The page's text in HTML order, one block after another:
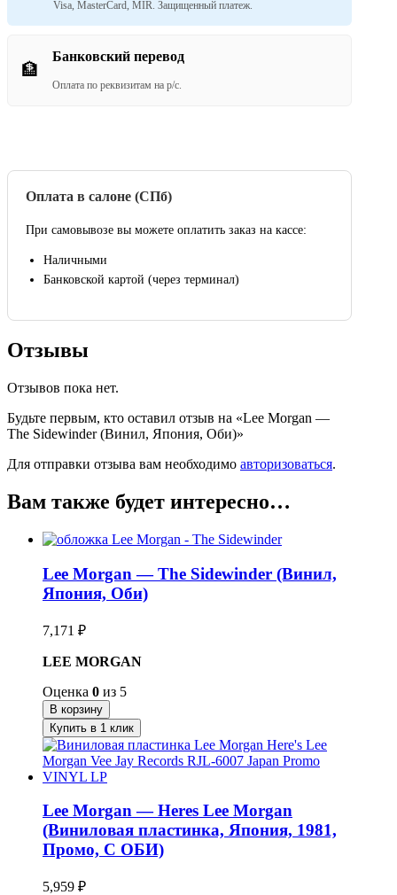
Visa, MasterCard, MIR. Защищенный платеж.
🏦
Банковский перевод
Оплата по реквизитам на р/с.
Оплата в салоне (СПб)
При самовывозе вы можете оплатить заказ на кассе:
Наличными
Банковской картой (через терминал)
Отзывы
Отзывов пока нет.
Будьте первым, кто оставил отзыв на «Lee Morgan —
The Sidewinder (Винил, Япония, Оби)»
Для отправки отзыва вам необходимо авторизоваться.
Вам также будет интересно…
Lee Morgan — The Sidewinder (Винил,
Япония, Оби)
7,171 ₽
LEE MORGAN
Оценка 0 из 5
В корзину
Купить в 1 клик
Lee Morgan — Heres Lee Morgan
(Виниловая пластинка, Япония, 1981,
Промо, С ОБИ)
5,959 ₽